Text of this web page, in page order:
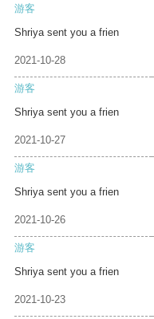
游客
Shriya sent you a frien
2021-10-28
游客
Shriya sent you a frien
2021-10-27
游客
Shriya sent you a frien
2021-10-26
游客
Shriya sent you a frien
2021-10-23